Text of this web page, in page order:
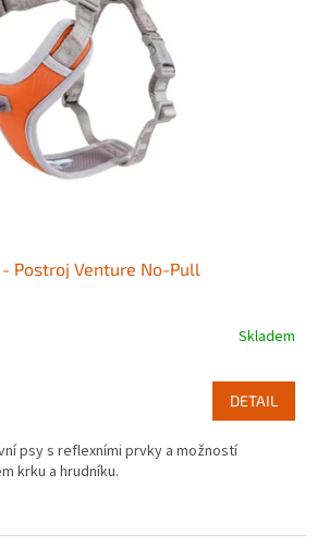
Postroj Venture No-Pull
Skladem
DETAIL
psy s reflexními prvky a možností
krku a hrudníku.